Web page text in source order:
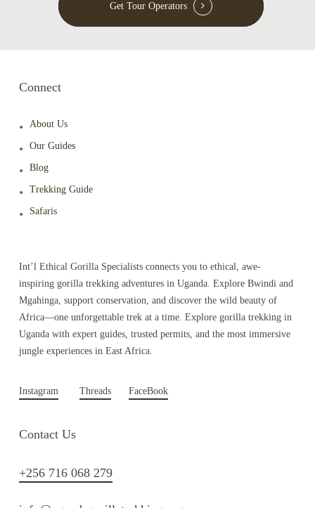
Get Tour Operators
Connect
About Us
Our Guides
Blog
Trekking Guide
Safaris
Int’l Ethical Gorilla Specialists connects you to ethical, awe-
inspiring gorilla trekking adventures in Uganda. Explore Bwindi and
Mgahinga, support conservation, and discover the wild beauty of
Africa—one unforgettable trek at a time. Explore gorilla trekking in
Uganda with expert guides, trusted permits, and the most immersive
jungle experiences in East Africa.
Instagram Threads FaceBook
Contact Us
+256 716 068 279